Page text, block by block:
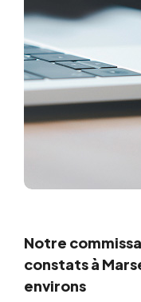
Notre
constats à
environs